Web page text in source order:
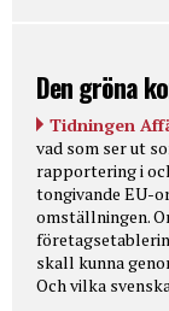
Den gröna
Tidningen
vad som ser ut
rapportering i
tongivande EU-
omställningen.
skall kunna
Och vilka